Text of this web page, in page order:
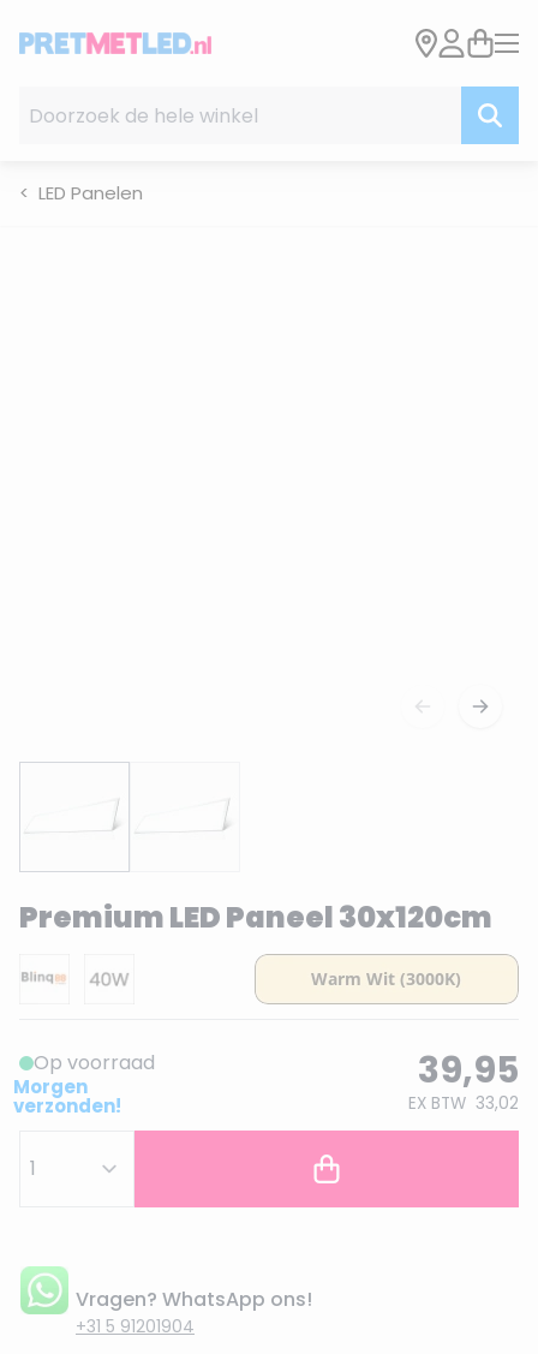
LED Panelen
Premium LED Paneel 30x120cm
Op voorraad
Morgen
verzonden!
39,95
EX BTW 33,02
Vragen? WhatsApp ons!
+31 5 91201904